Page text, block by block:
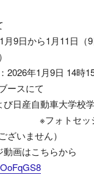
月9日から1月11日（
2026年1月9日 14時
ースにて
日産自動車大学校
※フォトセッシ
ざいません）
画はこちらから